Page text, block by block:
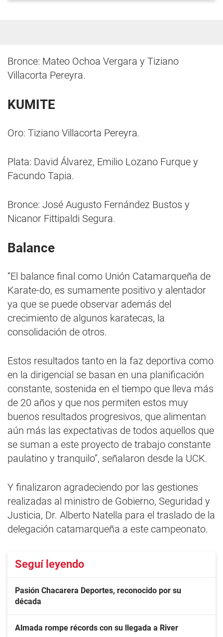
Bronce: Mateo Ochoa Vergara y Tiziano
Villacorta Pereyra.
KUMITE
Oro: Tiziano Villacorta Pereyra.
Plata: David Álvarez, Emilio Lozano Furque y
Facundo Tapia.
Bronce: José Augusto Fernández Bustos y
Nicanor Fittipaldi Segura.
Balance
“El balance final como Unión Catamarqueña de
Karate-do, es sumamente positivo y alentador
ya que se puede observar además del
crecimiento de algunos karatecas, la
consolidación de otros.
Estos resultados tanto en la faz deportiva como
en la dirigencial se basan en una planificación
constante, sostenida en el tiempo que lleva más
de 20 años y que nos permiten estos muy
buenos resultados progresivos, que alimentan
aún más las expectativas de todos aquellos que
se suman a este proyecto de trabajo constante
paulatino y tranquilo”, señalaron desde la UCK.
Y finalizaron agradeciendo por las gestiones
realizadas al ministro de Gobierno, Seguridad y
Justicia, Dr. Alberto Natella para el traslado de la
delegación catamarqueña a este campeonato.
Seguí leyendo
Pasión Chacarera Deportes, reconocido por su
década
Almada rompe récords con su llegada a River